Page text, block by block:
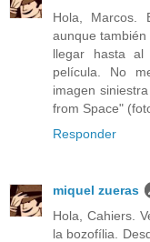
Hola, Marcos.
aunque
llegar hasta
película. No
imagen
from Space"
Responder
miquel zueras
Hola, Cahiers.
la bozofília.